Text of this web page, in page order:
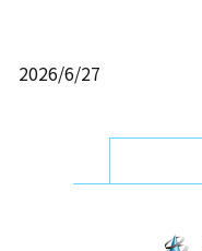
2026/6/27